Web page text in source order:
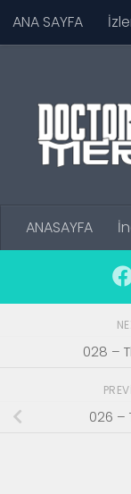
Skip to
ANA SAYFA
ANASAYFA
028 –
026 –